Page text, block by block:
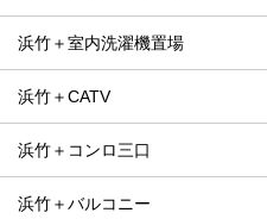
浜竹＋室内洗濯機置場
浜竹＋CATV
浜竹＋コンロ三口
浜竹＋バルコニー